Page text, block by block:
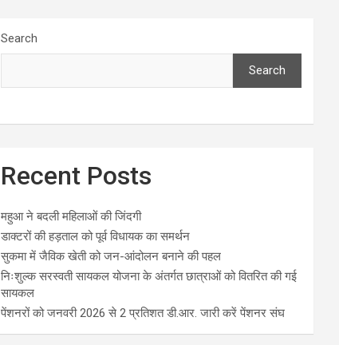
Search
Search
Recent Posts
महुआ ने बदली महिलाओं की जिंदगी
डाक्टरों की हड़ताल को पूर्व विधायक का समर्थन
सुकमा में जैविक खेती को जन-आंदोलन बनाने की पहल
निःशुल्क सरस्वती सायकल योजना के अंतर्गत छात्राओं को वितरित की गई
सायकल
पेंशनरों को जनवरी 2026 से 2 प्रतिशत डी.आर. जारी करें पेंशनर संघ